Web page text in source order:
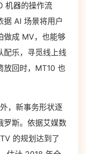
机器的操作流
据 AI 场景将用户
做成 MV，也能够
配乐，寻觅线上线
放回时，MT10 也
，新事务形状逐
罗斯。依据艾媒数
的规划达到了